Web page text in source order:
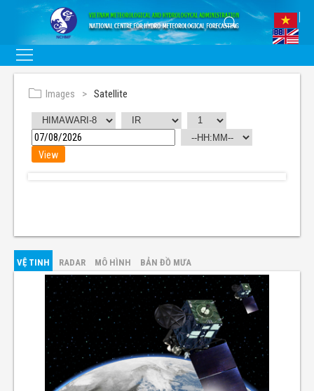
Images Satellite
VỆ TINH RADAR MÔ HÌNH BẢN ĐỒ MƯA